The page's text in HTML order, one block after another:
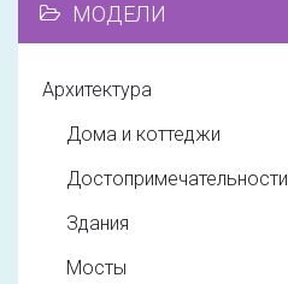
МОДЕЛИ
Архитектура
Дома и коттеджи
Достопримечательности
Здания
Мосты